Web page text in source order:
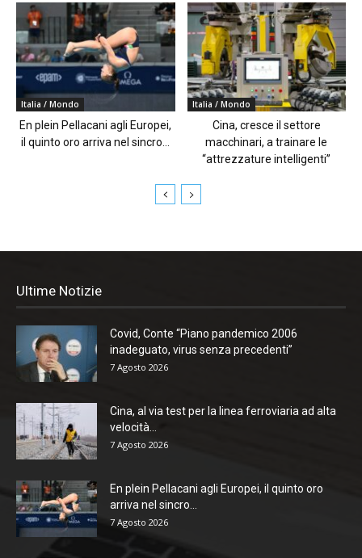
Italia / Mondo
En plein Pellacani agli Europei,
il quinto oro arriva nel sincro...
Italia / Mondo
Cina, cresce il settore
macchinari, a trainare le
“attrezzature intelligenti”
Ultime Notizie
Covid, Conte “Piano pandemico 2006
inadeguato, virus senza precedenti”
7 Agosto 2026
Cina, al via test per la linea ferroviaria ad alta
velocità...
7 Agosto 2026
En plein Pellacani agli Europei, il quinto oro
arriva nel sincro...
7 Agosto 2026